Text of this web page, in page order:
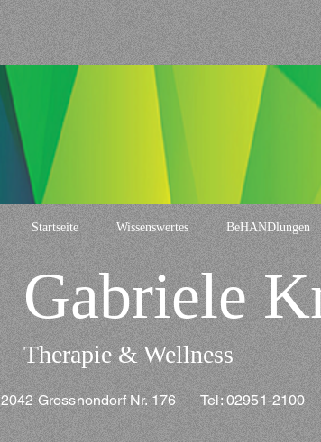
Startseite Wissenswertes BeHANDlungen
Therapie & Wellness
2042 Grossnondorf Nr. 176 Tel: 02951-
Gabriele